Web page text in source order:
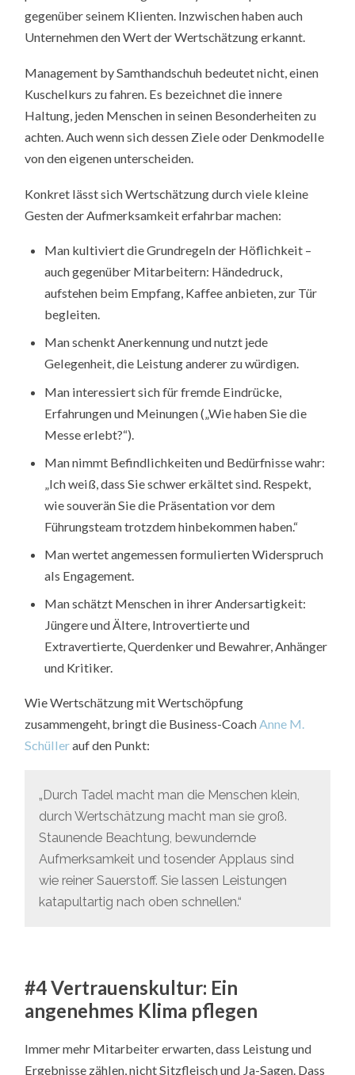
gegenüber seinem Klienten. Inzwischen haben auch
Unternehmen den Wert der Wertschätzung erkannt.
Management by Samthandschuh bedeutet nicht, einen
Kuschelkurs zu fahren. Es bezeichnet die innere
Haltung, jeden Menschen in seinen Besonderheiten zu
achten. Auch wenn sich dessen Ziele oder Denkmodelle
von den eigenen unterscheiden.
Konkret lässt sich Wertschätzung durch viele kleine
Gesten der Aufmerksamkeit erfahrbar machen:
Man kultiviert die Grundregeln der Höflichkeit –
auch gegenüber Mitarbeitern: Händedruck,
aufstehen beim Empfang, Kaffee anbieten, zur Tür
begleiten.
Man schenkt Anerkennung und nutzt jede
Gelegenheit, die Leistung anderer zu würdigen.
Man interessiert sich für fremde Eindrücke,
Erfahrungen und Meinungen („Wie haben Sie die
Messe erlebt?“).
Man nimmt Befindlichkeiten und Bedürfnisse wahr:
„Ich weiß, dass Sie schwer erkältet sind. Respekt,
wie souverän Sie die Präsentation vor dem
Führungsteam trotzdem hinbekommen haben.“
Man wertet angemessen formulierten Widerspruch
als Engagement.
Man schätzt Menschen in ihrer Andersartigkeit:
Jüngere und Ältere, Introvertierte und
Extravertierte, Querdenker und Bewahrer, Anhänger
und Kritiker.
Wie Wertschätzung mit Wertschöpfung
zusammengeht, bringt die Business-CoachAnne M.
Schüllerauf den Punkt:
„Durch Tadel macht man die Menschen klein,
durch Wertschätzung macht man sie groß.
Staunende Beachtung, bewundernde
Aufmerksamkeit und tosender Applaus sind
wie reiner Sauerstoff. Sie lassen Leistungen
katapultartig nach oben schnellen.“
#4 Vertrauenskultur: Ein
angenehmes Klima pflegen
Immer mehr Mitarbeiter erwarten, dass Leistung und
Ergebnisse zählen, nicht Sitzfleisch und Ja-Sagen. Dass